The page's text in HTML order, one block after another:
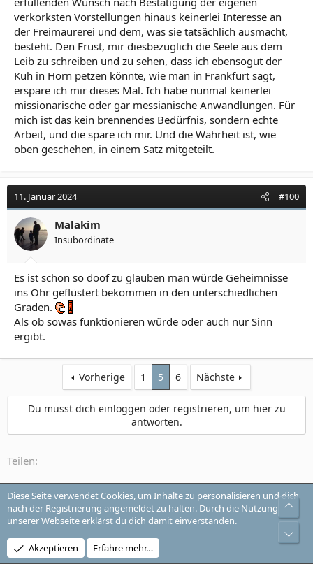
verkorksten Vorstellungen hinaus keinerlei Interesse an
der Freimaurerei und dem, was sie tatsächlich ausmacht,
besteht. Den Frust, mir diesbezüglich die Seele aus dem
Leib zu schreiben und zu sehen, dass ich ebensogut der
Kuh in Horn petzen könnte, wie man in Frankfurt sagt,
erspare ich mir dieses Mal. Ich habe nunmal keinerlei
missionarische oder gar messianische Anwandlungen. Für
mich ist das kein brennendes Bedürfnis, sondern echte
Arbeit, und die spare ich mir. Und die Wahrheit ist, wie
oben geschehen, in einem Satz mitgeteilt.
11. Januar 2024 #100
Malakim
Insubordinate
Es ist schon so doof zu glauben man würde Geheimnisse
ins Ohr geflüstert bekommen in den unterschiedlichen
Graden.
Als ob sowas funktionieren würde oder auch nur Sinn
ergibt.
Vorherige 1 5 6 Nächste
Du musst dich einloggen oder registrieren, um hier zu
antworten.
Teilen:
Neuzugänge und Uservorstellung
Style-Auswahl
Change style
Diese Seite verwendet Cookies, um Inhalte zu personalisieren und dich
nach der Registrierung angemeldet zu halten. Durch die Nutzung
unserer Webseite erklärst du dich damit einverstanden.
Akzeptieren Erfahre mehr…